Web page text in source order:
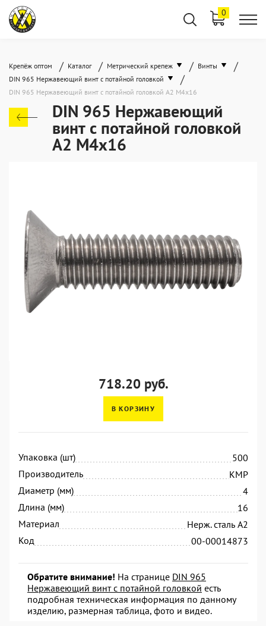
0
Крепёж оптом / Каталог / Метрический крепеж / Винты /
DIN 965 Нержавеющий винт с потайной головкой /
DIN 965 Нержавеющий винт с потайной головкой А2 М4x16
DIN 965 Нержавеющий
винт с потайной головкой
А2 М4x16
718.20 руб.
В КОРЗИНУ
Упаковка (шт)
500
Производитель
KMP
Диаметр (мм)
4
Длина (мм)
16
Материал
Нерж. сталь А2
Код
00-00014873
Обратите внимание! На странице DIN 965
Нержавеющий винт с потайной головкой есть
подробная техническая информация по данному
изделию, размерная таблица, фото и видео.